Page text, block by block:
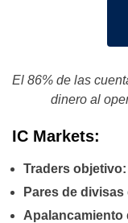
El 86% de las
dinero al
IC Markets:
Traders objetivo:
Pares de
Apalancamiento